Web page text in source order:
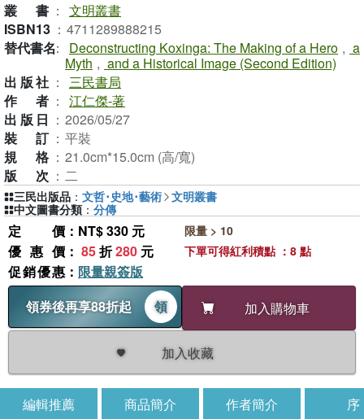
叢書 ： 文明叢書
ISBN13 ： 4711289888215
替代書名： Deconstructing Koxinga: The Making of a Hero , a
Myth , and a Historical Image (Second Edition)
出版社 ： 三民書局
作者 ： 江仁傑-著
出版日 ： 2026/05/27
裝訂 ： 平裝
規格 ： 21.0cm*15.0cm (高/寬)
版次 ： 二
定價 ：NT$ 330 元
優惠價 ： 85折280 元
促銷優惠 ： 限量親簽版
領券後再享88折起
領 加入購物車
加入收藏
限量 > 10
下單可得紅利積點 ：8 點
三民出版品 ： 文哲･史地･藝術 文明叢書
中文圖書分類 ： 分傳
編輯推薦 商品簡介 作者簡介 序